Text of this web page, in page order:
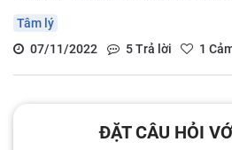
Tâm lý
07/11/2022
5Trả lời 1
ĐẶT CÂU HỎI